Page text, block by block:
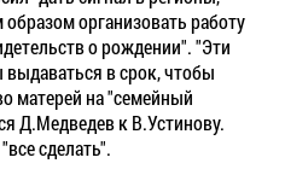
организовать работу
о рождении". "Эти
в срок, чтобы
матерей на "семейный
Д.Медведев к В.Устинову.
сделать".